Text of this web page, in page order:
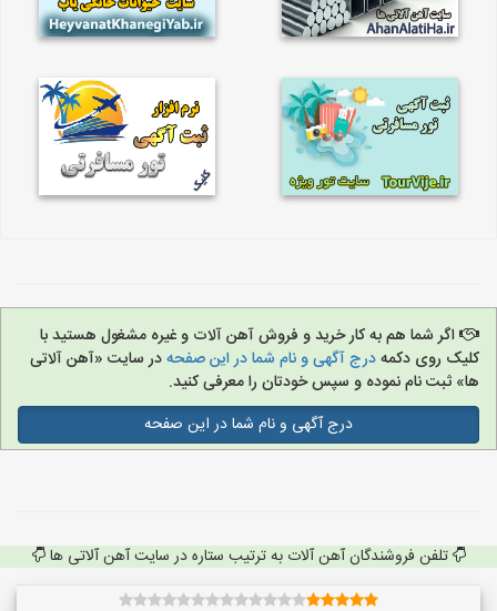
اگر شما هم به کار خرید و فروش آهن آلات و غیره مشغول هستید با
کلیک روی دکمهدرج آگهی و نام شما در این صفحهدر سایت «آهن آلاتی
ها» ثبت نام نموده و سپس خودتان را معرفی کنید.
درج آگهی و نام شما در این صفحه
تلفن فروشندگان آهن آلات به ترتیب ستاره در سایت آهن آلاتی ها